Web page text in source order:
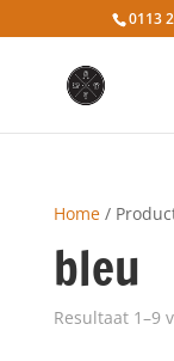
0113
Home/
bleu
Resultaat 1–9